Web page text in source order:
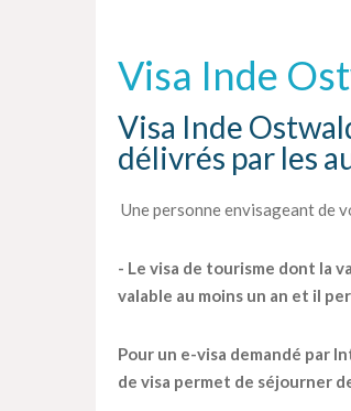
Visa Inde
Visa Inde
délivrés par les
Une personne envisageant de
- Le visa de tourisme dont la
valable au moins un an et il
Pour un e-visa demandé par
de visa permet de séjourner